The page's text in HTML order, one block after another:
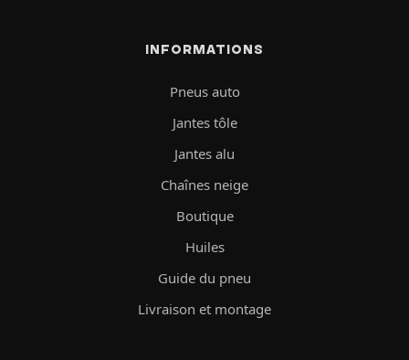
INFORMATIONS
Pneus auto
Jantes tôle
Jantes alu
Chaînes neige
Boutique
Huiles
Guide du pneu
Livraison et montage